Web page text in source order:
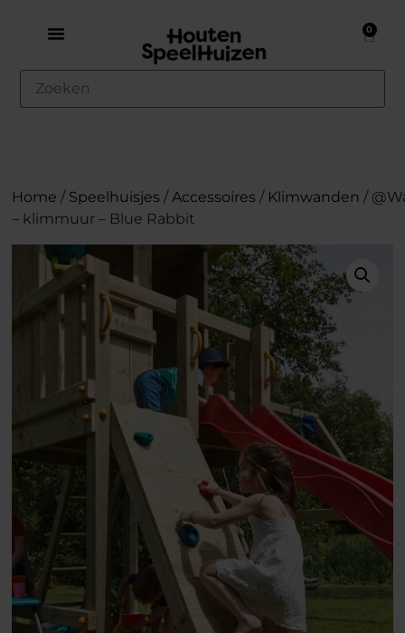
0
Home / Speelhuisjes /Accessoires / Klimwanden /
– klimmuur – Blue Rabbit